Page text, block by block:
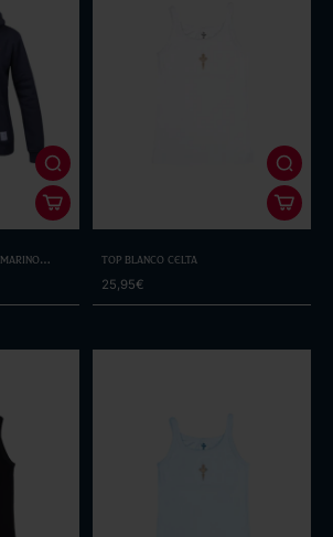
Top Blanco Celta
25,95€